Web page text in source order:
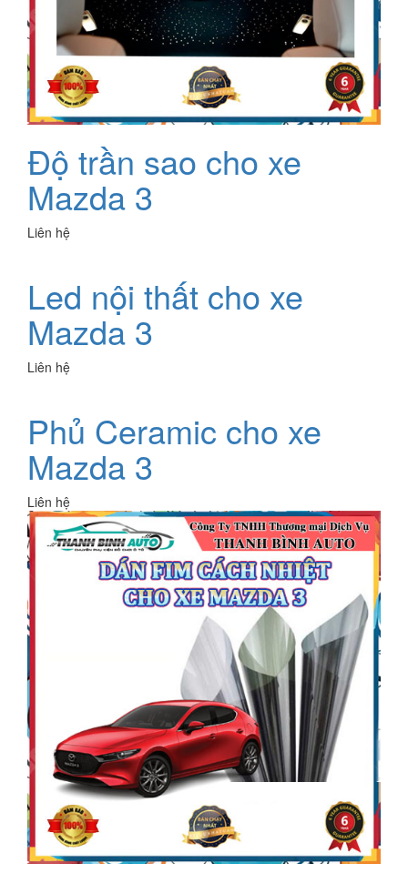
Độ trần sao cho xe
Mazda 3
Liên hệ
Led nội thất cho xe
Mazda 3
Liên hệ
Phủ Ceramic cho xe
Mazda 3
Liên hệ